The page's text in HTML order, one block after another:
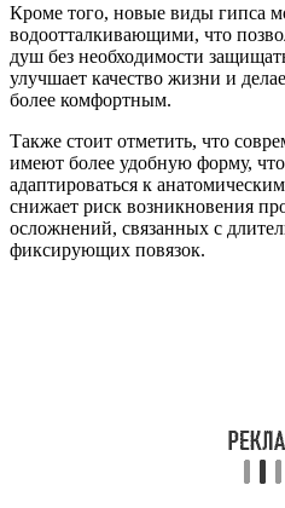
Кроме того, новые виды гипса
водоотталкивающими, что
душ без необходимости
улучшает качество жизни и
более комфортным.
Также стоит отметить, что
имеют более удобную форму,
адаптироваться к
снижает риск возникновения
осложнений, связанных с
фиксирующих повязок.